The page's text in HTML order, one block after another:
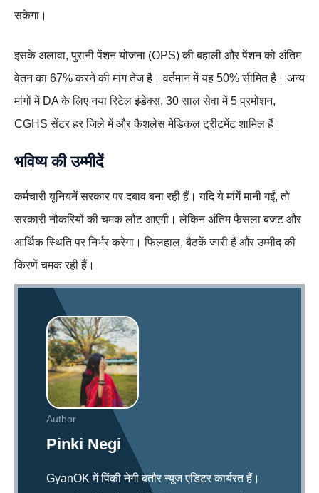
सकेगा।
इसके अलावा, पुरानी पेंशन योजना (OPS) की बहाली और पेंशन को अंतिम
वेतन का 67% करने की मांग तेज है। वर्तमान में यह 50% सीमित है। अन्य
मांगों में DA के लिए नया रिटेल इंडेक्स, 30 साल सेवा में 5 प्रमोशन,
CGHS सेंटर हर जिले में और कैशलेस मेडिकल ट्रीटमेंट शामिल हैं।
भविष्य की उम्मीदें
कर्मचारी यूनियनें सरकार पर दबाव बना रही हैं। यदि ये मांगें मानी गईं, तो
सरकारी नौकरियों की चमक लौट आएगी। लेकिन अंतिम फैसला बजट और
आर्थिक स्थिति पर निर्भर करेगा। फिलहाल, बैठकें जारी हैं और उम्मीद की
किरणें चमक रही हैं।
Author
Pinki Negi
GyanOK में पिंकी नेगी बतौर न्यूज एडिटर कार्यरत हैं।